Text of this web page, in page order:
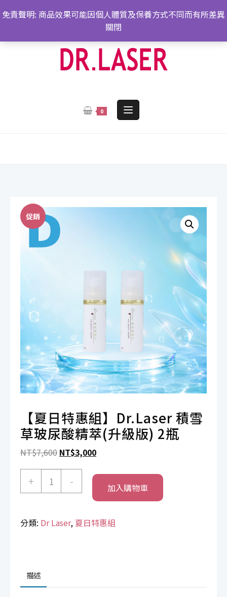
轉
內
0
促銷
【夏日特惠組】Dr.Laser 積雪
草玻尿酸精萃(升級版) 2瓶
NT$7,600 原
格：
NT$7,600。
NT$3,000目
價
格：
NT$3,000。
+
【夏
日
惠
雪
草
- 加入購物車
分類: Dr Laser, 夏日特惠組
描述
免責聲明: 商品效果可能因個人體質及保養方式不同而有所差異
關閉